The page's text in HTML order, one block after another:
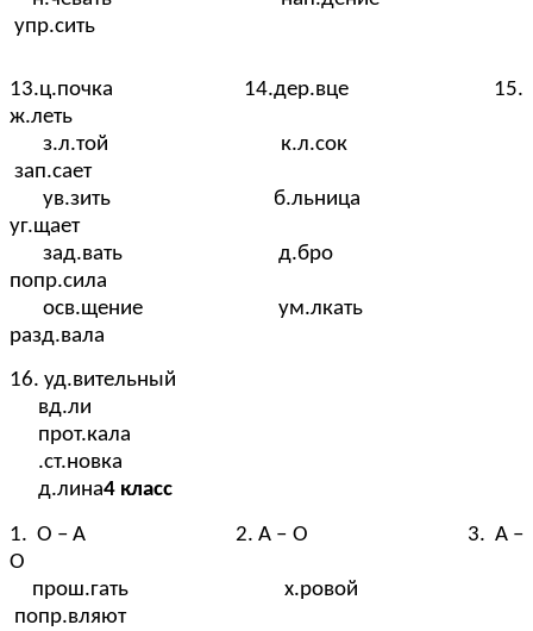
упр.сить
13.ц.почка 14.дер.вце 15.
ж.леть
з.л.той к.л.сок
зап.сает
ув.зить б.льница
уг.щает
зад.вать д.бро
попр.сила
осв.щение ум.лкать
разд.вала
16. уд.вительный
вд.ли
прот.кала
.ст.новка
д.лина4 класс
1. О – А 2. А – О 3. А –
О
прош.гать х.ровой
попр.вляют